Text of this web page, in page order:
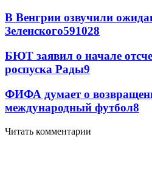
В Венгрии озвучили
Зеленского591028
БЮТ заявил о начале
роспуска Рады9
ФИФА думает о
международный футбол8
Читать комментарии